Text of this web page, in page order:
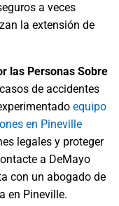
a veces
la extensión de
las Personas Sobre
de accidentes
equipo
en Pineville
legales y proteger
a DeMayo
con un abogado de
en Pineville.